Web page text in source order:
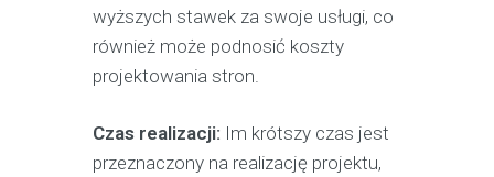
wyższych stawek za swoje usługi, co
również może podnosić koszty
projektowania stron.
Czas realizacji: Im krótszy czas jest
przeznaczony na realizację projektu,